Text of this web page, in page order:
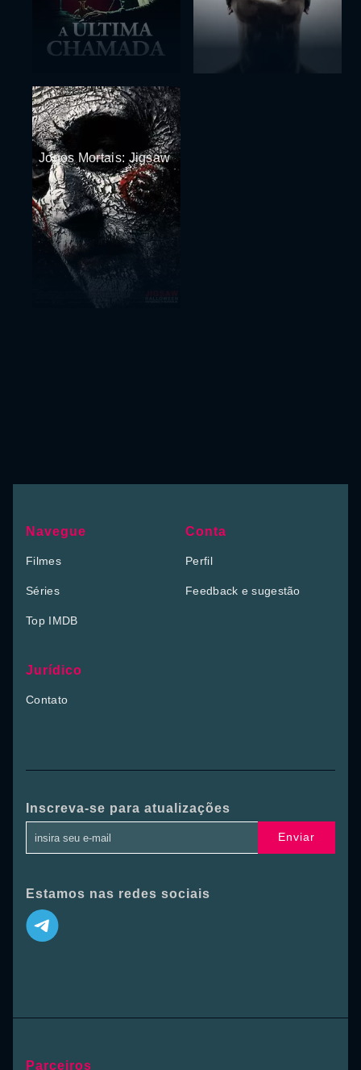
Jogos Mortais: Jigsaw
Navegue
Filmes
Séries
Top IMDB
Conta
Perfil
Feedback e sugestão
Jurídico
Contato
Inscreva-se para atualizações
Enviar
Estamos nas redes sociais
Parceiros